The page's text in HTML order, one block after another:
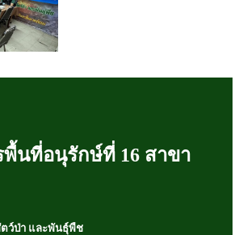
นที่อนุรักษ์ที่ 16 สาขา
ว์ป่า และพันธุ์พืช